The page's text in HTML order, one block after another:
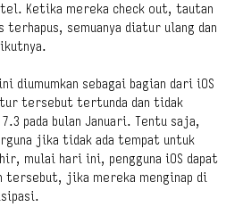
Ketika mereka check out, tautan
semuanya diatur ulang dan
diumumkan sebagai bagian dari iOS
tersebut tertunda dan tidak
pada bulan Januari. Tentu saja,
jika tidak ada tempat untuk
mulai hari ini, pengguna iOS dapat
tersebut, jika mereka menginap di